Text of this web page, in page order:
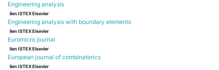
Engineering analysis
lien ISTEX Elsevier
Engineering analysis with boundary elements
lien ISTEX Elsevier
Euromicro journal
lien ISTEX Elsevier
European journal of combinatorics
lien ISTEX Elsevier